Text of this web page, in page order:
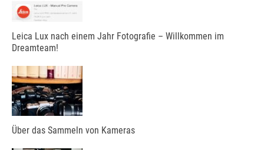
Leica Lux nach einem Jahr Fotografie – Willkommen im
Dreamteam!
Über das Sammeln von Kameras